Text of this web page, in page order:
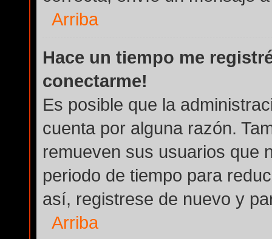
Arriba
Hace un tiempo me
conectarme!
Es posible que la
cuenta por alguna razón.
remueven sus usuarios que
periodo de tiempo para
así, registrese de nuevo y
Arriba